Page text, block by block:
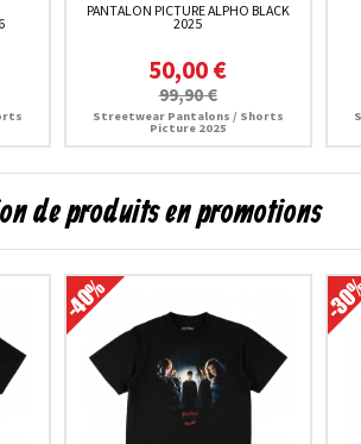
PANTALON PICTURE ALPHO BLACK
2025
50,00 €
99,90 €
Streetwear Pantalons / Shorts
Picture 2025
de produits en promotions